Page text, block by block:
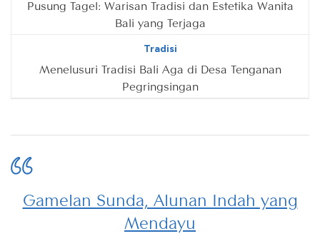
Pusung Tagel: Warisan Tradisi dan Estetika Wanita
Bali yang Terjaga
Tradisi
Menelusuri Tradisi Bali Aga di Desa Tenganan
Pegringsingan
Gamelan Sunda, Alunan Indah yang
Mendayu